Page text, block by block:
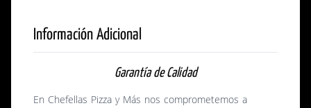
Información Adicional
Garantía de Calidad
En Chefellas Pizza y Más nos comprometemos a